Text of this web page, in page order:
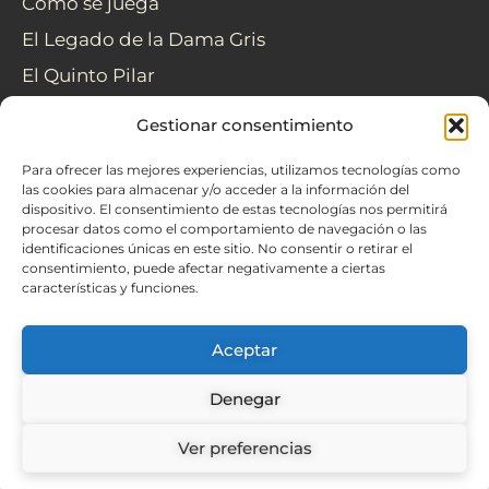
Gestionar consentimiento
Para ofrecer las mejores experiencias, utilizamos tecnologías como
las cookies para almacenar y/o acceder a la información del
dispositivo. El consentimiento de estas tecnologías nos permitirá
procesar datos como el comportamiento de navegación o las
identificaciones únicas en este sitio. No consentir o retirar el
consentimiento, puede afectar negativamente a ciertas
características y funciones.
Aceptar
Denegar
Ver preferencias
g
r
m
o
o
a
p
El Legado de la Dama Gris
El Quinto Pilar
CREA TU ESCAPE ROOM
Ideas de pruebas de escape room casero
Política de cookies
devoluciones y derecho de desistimiento
de escape inmersivos en casa